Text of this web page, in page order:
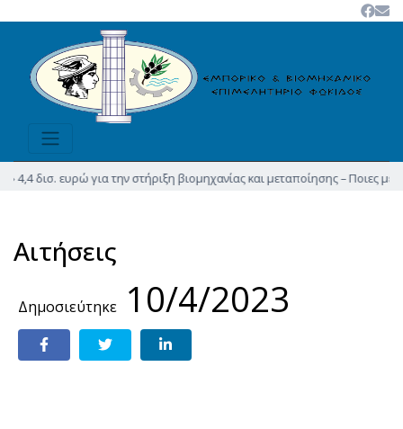
δισ. ευρώ για την στήριξη βιομηχανίας και μεταποίησης – Ποιες
Αιτήσεις
Δημοσιεύτηκε10/4/2023